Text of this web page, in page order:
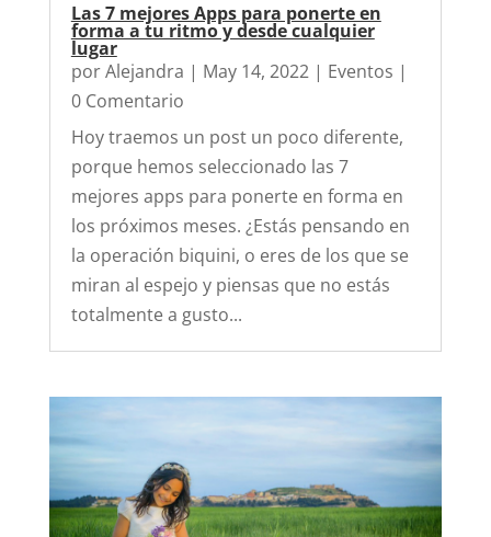
Las 7 mejores Apps para ponerte en
forma a tu ritmo y desde cualquier
lugar
porAlejandra | May 14, 2022| Eventos |
0 Comentario
Hoy traemos un post un poco diferente,
porque hemos seleccionado las 7
mejores apps para ponerte en forma en
los próximos meses. ¿Estás pensando en
la operación biquini, o eres de los que se
miran al espejo y piensas que no estás
totalmente a gusto...